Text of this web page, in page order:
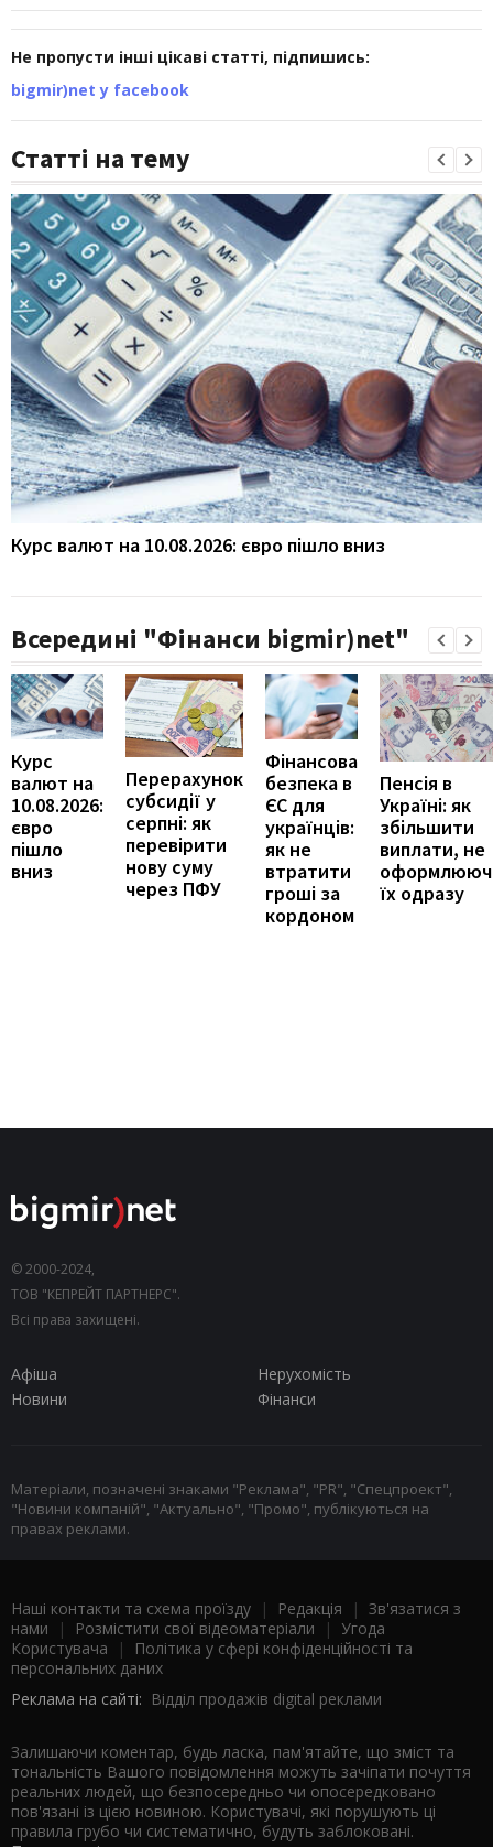
Не пропусти інші цікаві статті, підпишись:
bigmir)net у facebook
Статті на тему
Курс валют на 10.08.2026: євро пішло вниз
Всередині "Фінанси bigmir)net"
Курс
валют на
10.08.2026:
євро
пішло
вниз
Перерахунок
субсидії у
серпні: як
перевірити
нову суму
через ПФУ
Фінансова
безпека в
ЄС для
українців:
як не
втратити
гроші за
кордоном
Пенсія в
Україні: як
збільшити
виплати, не
їх одразу
© 2000-2024,
ТОВ "КЕПРЕЙТ ПАРТНЕРС".
Всі права захищені.
Афіша
Нерухомість
Новини
Фінанси
Матеріали, позначені знаками "Реклама", "PR", "Спецпроект",
"Новини компаній", "Актуально", "Промо", публікуються на
правах реклами.
Наші контакти та схема проїзду | Редакція | Зв'язатися з
нами | Розмістити свої відеоматеріали | Угода
Користувача |
Політика у сфері конфіденційності та
персональних даних
Реклама на сайті: Відділ продажів digital реклами
Залишаючи коментар, будь ласка, пам'ятайте, що зміст та
тональність Вашого повідомлення можуть зачіпати почуття
реальних людей, що безпосередньо чи опосередковано
пов'язані із цією новиною. Користувачі, які порушують ці
правила грубо чи систематично, будуть заблоковані.